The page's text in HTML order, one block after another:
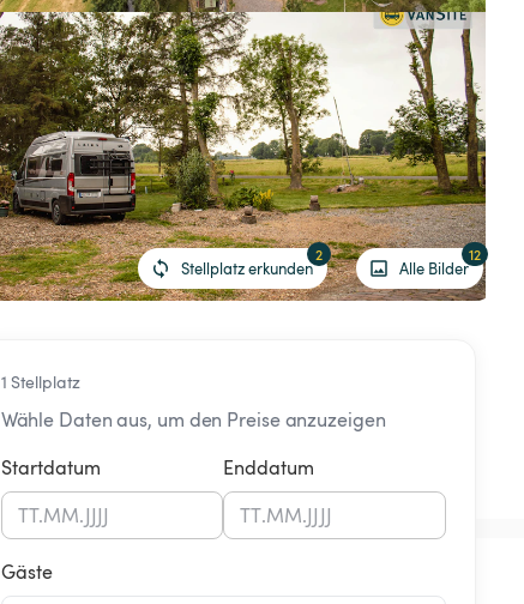
Alle Bilder
12
Stellplatz erkunden
2
1 Stellplatz
Wähle Daten aus, um den Preise anzuzeigen
Startdatum
TT.MM.JJJJ
Enddatum
TT.MM.JJJJ
Gäste